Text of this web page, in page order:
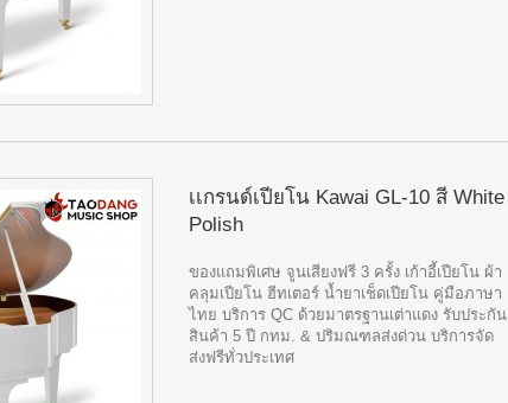
เเกรนด์เปียโน Kawai GL-10 สี White
Polish
ของแถมพิเศษ จูนเสียงฟรี 3 ครั้ง เก้าอี้เปียโน ผ้า
คลุมเปียโน ฮีทเตอร์ น้ำยาเช็ดเปียโน คู่มือภาษา
ไทย บริการ QC ด้วยมาตรฐานเต่าแดง รับประกัน
สินค้า 5 ปี กทม. & ปริมณฑลส่งด่วน บริการจัด
ส่งฟรีทั่วประเทศ